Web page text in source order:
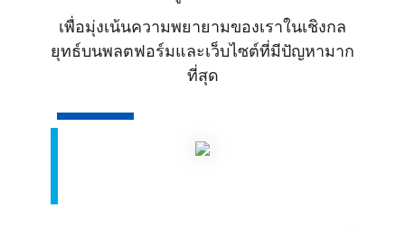
เพื่อมุ่งเน้นความพยายามของเราในเชิงกล
ยุทธ์บนพลตฟอร์มและเว็บไซต์ที่มีปัญหามาก
ที่สุด